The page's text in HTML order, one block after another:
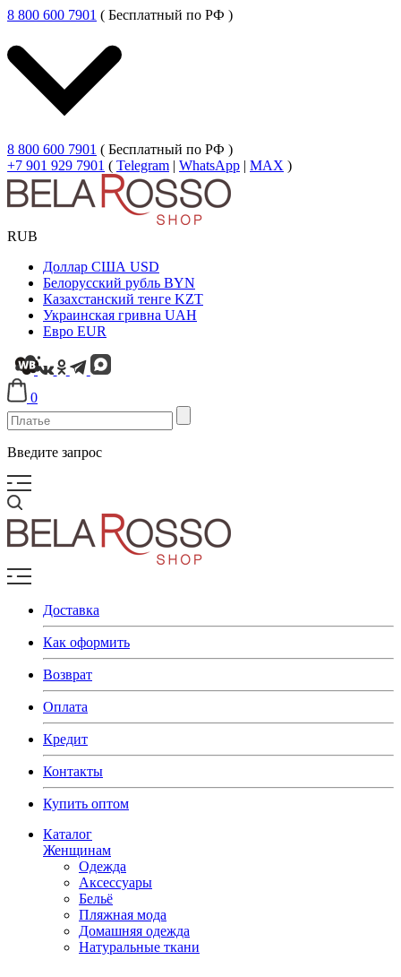
8 800 600 7901 ( Бесплатный по РФ )
8 800 600 7901 ( Бесплатный по РФ )
+7 901 929 7901 ( Telegram | WhatsApp | MAX )
RUB
Доллар США USD
Белорусский рубль BYN
Казахстанский тенге KZT
Украинская гривна UAH
Евро EUR
0
Введите запрос
Доставка
Как оформить
Возврат
Оплата
Кредит
Контакты
Купить оптом
Каталог
Женщинам
Одежда
Аксессуары
Бельё
Пляжная мода
Домашняя одежда
Натуральные ткани